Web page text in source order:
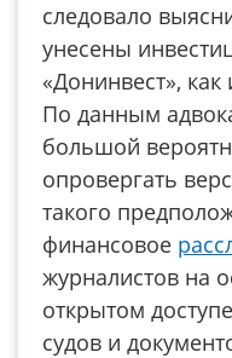
следовало
унесены
«Донинвест»,
По данным
большой
опровергать
такого
финансовое
журналистов на
открытом
судов и